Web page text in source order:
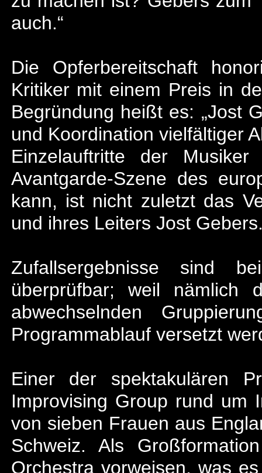
auch.“
Die Opferbereitschaft
Kritiker mit einem Preis in
Begründung heißt es: „Jost
und Koordination vielfältiger
Einzelauftritte der
Avantgarde-Szene des
kann, ist nicht zuletzt das
und ihres Leiters Jost
Zufallsergebnisse sind
überprüfbar; weil nämlich
abwechselnden
Programmablauf versetzt
Einer der spektakulären
Improvising Group rund um
von sieben Frauen aus
Schweiz. Als
Orchestra vorweisen, was